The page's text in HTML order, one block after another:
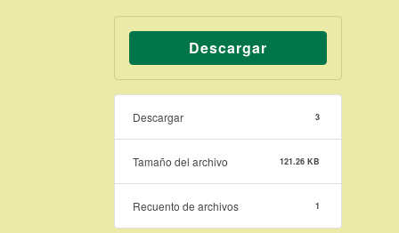
Descargar
Descargar 3
Tamaño del archivo 121.26 KB
Recuento de archivos 1